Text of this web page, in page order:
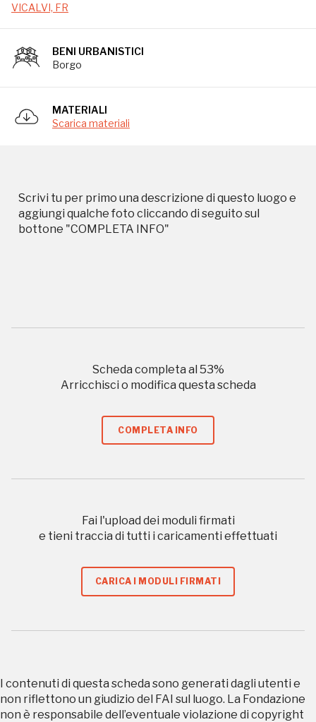
VICALVI, FR
BENI URBANISTICI
Borgo
MATERIALI
Scarica materiali
Scrivi tu per primo una descrizione di questo luogo e
aggiungi qualche foto cliccando di seguito sul
bottone "COMPLETA INFO"
Scheda completa al 53%
Arricchisci o modifica questa scheda
COMPLETA INFO
Fai l'upload dei moduli firmati
e tieni traccia di tutti i caricamenti effettuati
CARICA I MODULI FIRMATI
I contenuti di questa scheda sono generati dagli utenti e
non riflettono un giudizio del FAI sul luogo. La Fondazione
non è responsabile dell’eventuale violazione di copyright
Campagne in corso in questo
I Luoghi del Cuore
Storico campagne in questo
I Luoghi del Cuore
2010, 2012, 2016, 2018, 2020, 2022
Registrati alla newsletter
Accedi alle informazioni per te più interessanti,
a quelle inerenti i luoghi più vicini e gli eventi
REGISTRATI